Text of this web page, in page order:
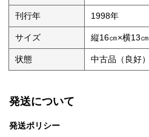
刊行年 1998年
サイズ 縦16㎝×横13
状態 中古品（良好）
発送について
発送ポリシー